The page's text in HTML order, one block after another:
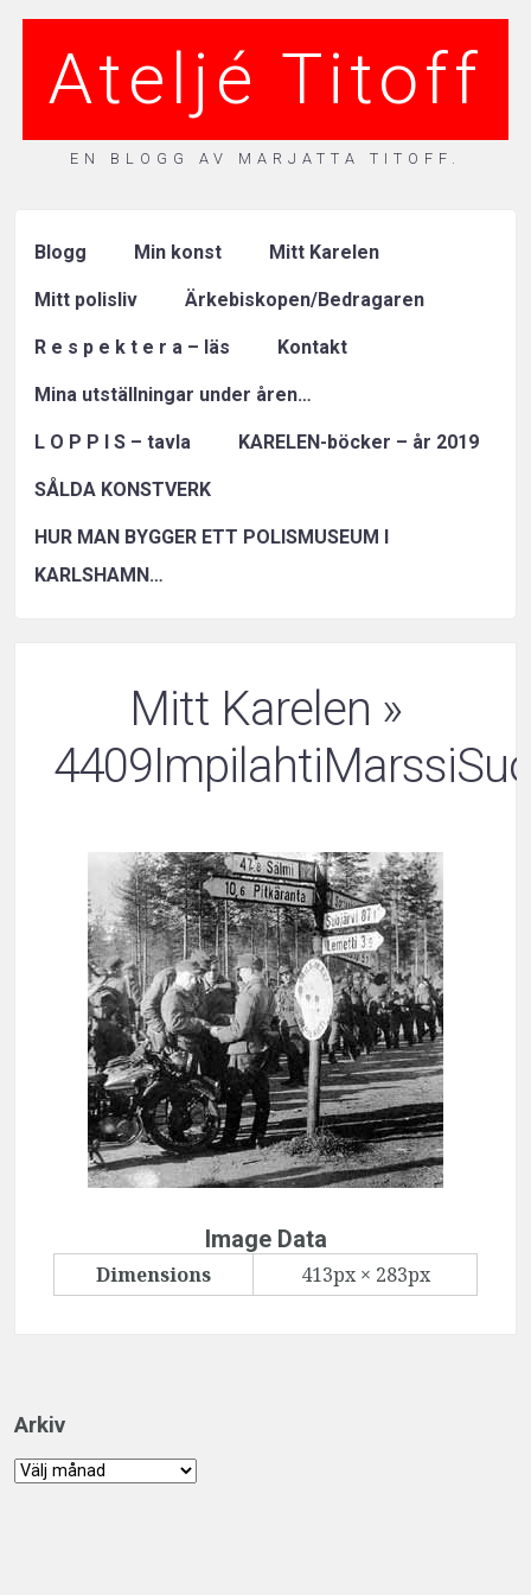
Ateljé Titoff
EN BLOGG AV MARJATTA TITOFF.
Blogg Min konst Mitt Karelen
Mitt polisliv Ärkebiskopen/Bedragaren
R e s p e k t e r a – läs Kontakt
Mina utställningar under åren…
L O P P I S – tavla KARELEN-böcker – år 2019
SÅLDA KONSTVERK
HUR MAN BYGGER ETT POLISMUSEUM I
KARLSHAMN…
Mitt Karelen »
Image Data
Dimensions 413px × 283px
Arkiv
Arkiv